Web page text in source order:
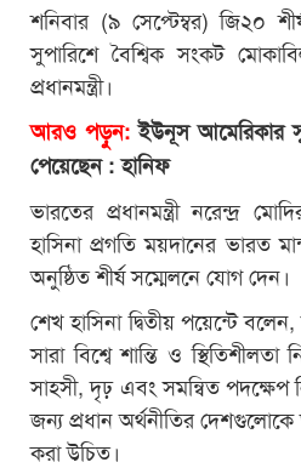
শনিবার (৯ সেপ্টেম্বর) জি২০
সুপারিশে বৈশ্বিক সংকট
প্রধানমন্ত্রী।
আরও পড়ুন:ইউনূস আমেরিকার
পেয়েছেন : হানিফ
ভারতের প্রধানমন্ত্রী নরেন্দ্র
হাসিনা প্রগতি ময়দানের ভারত
অনুষ্ঠিত শীর্ষ সম্মেলনে যোগ দেন।
শেখ হাসিনা দ্বিতীয় পয়েন্টে
সারা বিশ্বে শান্তি ও স্থিতিশীলতা
সাহসী, দৃঢ় এবং সমন্বিত পদক্ষেপ
জন্য প্রধান অর্থনীতির দেশগুলোকে
করা উচিত।